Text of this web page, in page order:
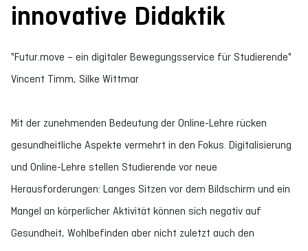
innovative Didaktik
"Futur.move – ein digitaler Bewegungsservice für Studierende"
Vincent Timm, Silke Wittmar
Mit der zunehmenden Bedeutung der Online-Lehre rücken
gesundheitliche Aspekte vermehrt in den Fokus. Digitalisierung
und Online-Lehre stellen Studierende vor neue
Herausforderungen: Langes Sitzen vor dem Bildschirm und ein
Mangel an körperlicher Aktivität können sich negativ auf
Gesundheit, Wohlbefinden aber nicht zuletzt auch den